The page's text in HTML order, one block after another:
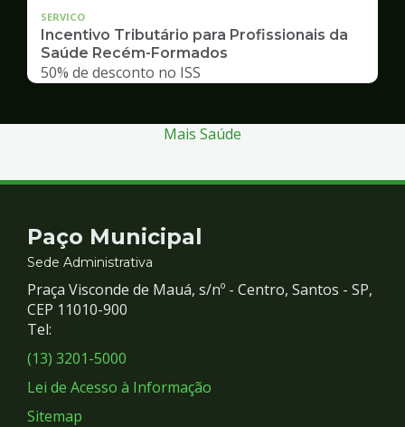
SERVICO
Incentivo Tributário para Profissionais da
Saúde Recém-Formados
50% de desconto no ISS
Mais Saúde
Contato
e
Redes
Sociais
Paço Municipal
Sede Administrativa
Praça Visconde de Mauá, s/nº - Centro, Santos - SP,
CEP 11010-900
Tel:
(13) 3201-5000
Lei de Acesso à Informação
Sitemap